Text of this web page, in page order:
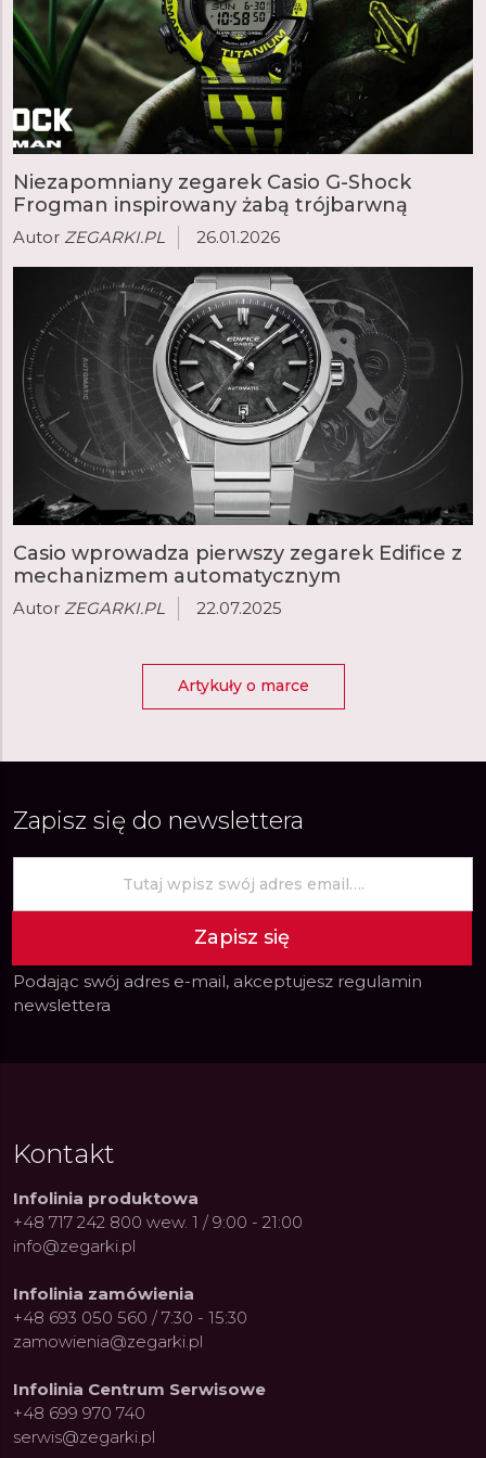
Niezapomniany zegarek Casio G-Shock
Frogman inspirowany żabą trójbarwną
Autor ZEGARKI.PL 26.01.2026
Casio wprowadza pierwszy zegarek Edifice z
mechanizmem automatycznym
Autor ZEGARKI.PL 22.07.2025
Artykuły o marce
Zapisz się do newslettera
Zapisz się
Podając swój adres e-mail, akceptujesz regulamin
newslettera
Kontakt
Infolinia produktowa
+48 717 242 800 wew. 1 / 9:00 - 21:00
info@zegarki.pl
Infolinia zamówienia
+48 693 050 560 / 7:30 - 15:30
zamowienia@zegarki.pl
Infolinia Centrum Serwisowe
+48 699 970 740
serwis@zegarki.pl